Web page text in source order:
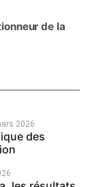
de la
2026
des